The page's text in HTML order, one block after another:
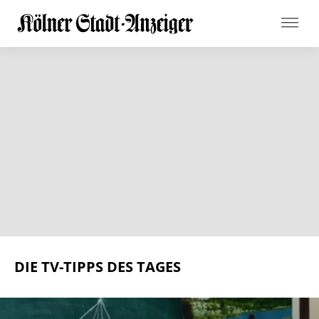
DIE TV-TIPPS DES TAGES